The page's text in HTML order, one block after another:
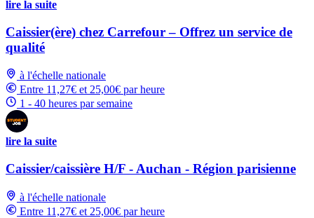
lire la suite
Caissier(ère) chez Carrefour – Offrez un service de
qualité
à l'échelle nationale
Entre 11,27€ et 25,00€ par heure
1 - 40 heures par semaine
lire la suite
Caissier/caissière H/F - Auchan - Région parisienne
à l'échelle nationale
Entre 11,27€ et 25,00€ par heure